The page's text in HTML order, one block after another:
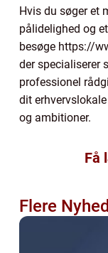
Hvis du søger et
pålidelighed og
besøge https://
der specialiserer
professionel
dit
og ambitioner.
Få
Flere